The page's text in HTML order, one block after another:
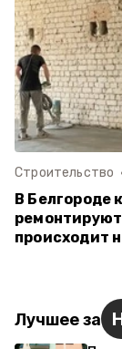
Строительство
В Белгороде
происходит
Лучшее за